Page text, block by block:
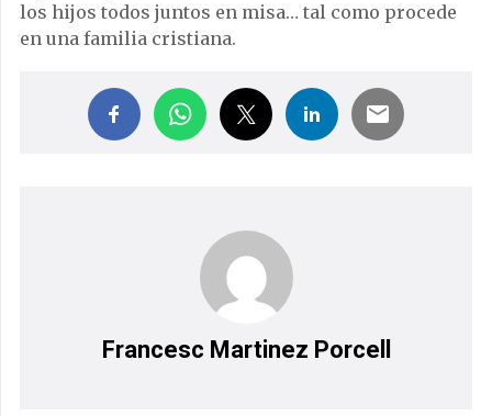
los hijos todos juntos en misa… tal como procede
en una familia cristiana.
Francesc Martinez Porcell